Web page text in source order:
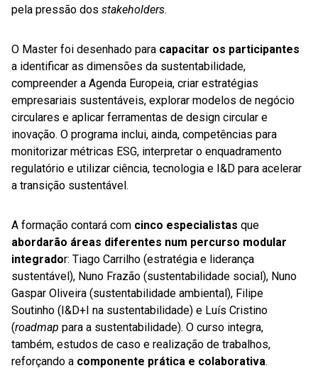
pela pressão dos stakeholders.
O Master foi desenhado para capacitar os participantes
a identificar as dimensões da sustentabilidade,
compreender a Agenda Europeia, criar estratégias
empresariais sustentáveis, explorar modelos de negócio
circulares e aplicar ferramentas de design circular e
inovação. O programa inclui, ainda, competências para
monitorizar métricas ESG, interpretar o enquadramento
regulatório e utilizar ciência, tecnologia e I&D para acelerar
a transição sustentável.
A formação contará com cinco especialistas que
abordarão áreas diferentes num percurso modular
integrador: Tiago Carrilho (estratégia e liderança
sustentável), Nuno Frazão (sustentabilidade social), Nuno
Gaspar Oliveira (sustentabilidade ambiental), Filipe
Soutinho (I&D+I na sustentabilidade) e Luís Cristino
(roadmap para a sustentabilidade). O curso integra,
também, estudos de caso e realização de trabalhos,
reforçando a componente prática e colaborativa.